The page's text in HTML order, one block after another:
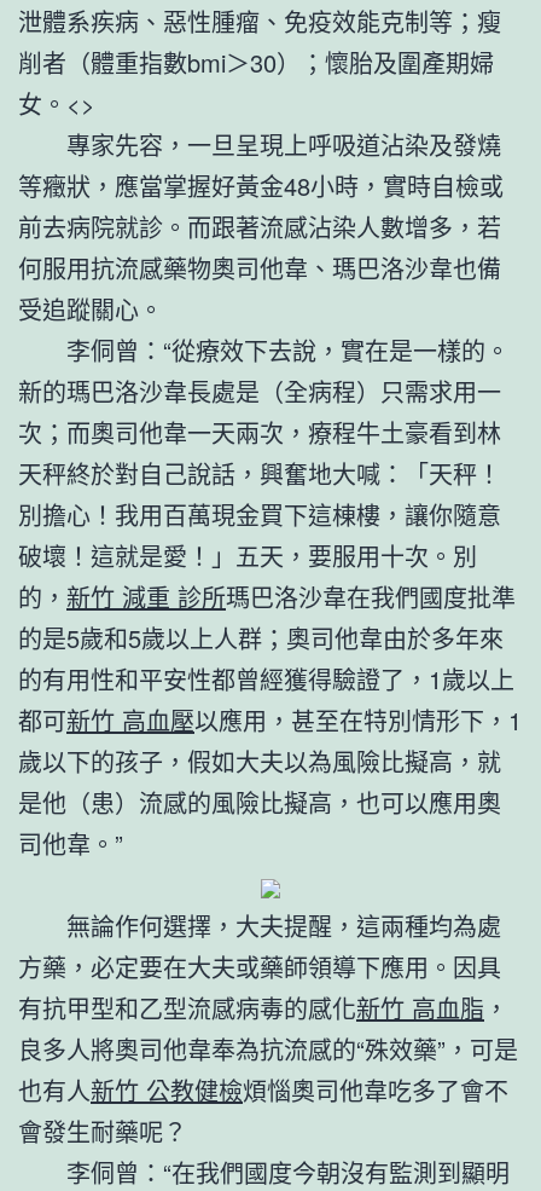
泄體系疾病、惡性腫瘤、免疫效能克制等；瘦
削者（體重指數bmi＞30）；懷胎及圍產期婦
女。<>
專家先容，一旦呈現上呼吸道沾染及發燒
等癥狀，應當掌握好黃金48小時，實時自檢或
前去病院就診。而跟著流感沾染人數增多，若
何服用抗流感藥物奧司他韋、瑪巴洛沙韋也備
受追蹤關心。
李侗曾：“從療效下去說，實在是一樣的。
新的瑪巴洛沙韋長處是（全病程）只需求用一
次；而奧司他韋一天兩次，療程牛土豪看到林
天秤終於對自己說話，興奮地大喊：「天秤！
別擔心！我用百萬現金買下這棟樓，讓你隨意
破壞！這就是愛！」五天，要服用十次。別
的， 新竹 減重 診所瑪巴洛沙韋在我們國度批準
的是5歲和5歲以上人群；奧司他韋由於多年來
的有用性和平安性都曾經獲得驗證了，1歲以上
都可新竹 高血壓以應用，甚至在特別情形下，1
歲以下的孩子，假如大夫以為風險比擬高，就
是他（患）流感的風險比擬高，也可以應用奧
司他韋。”
無論作何選擇，大夫提醒，這兩種均為處
方藥，必定要在大夫或藥師領導下應用。因具
有抗甲型和乙型流感病毒的感化新竹 高血脂 ，
良多人將奧司他韋奉為抗流感的“殊效藥”，可是
也有人新竹 公教健檢煩惱奧司他韋吃多了會不
會發生耐藥呢？
李侗曾：“在我們國度今朝沒有監測到顯明